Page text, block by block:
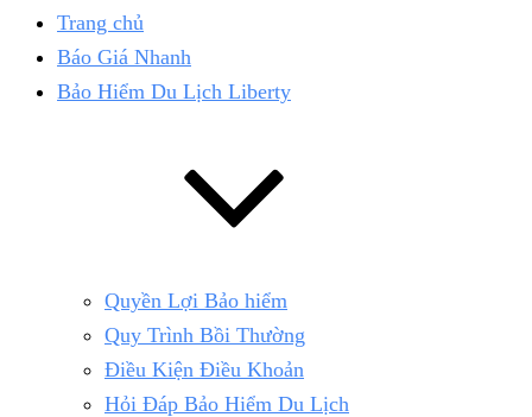
Trang chủ
Báo Giá Nhanh
Bảo Hiểm Du Lịch Liberty
Quyền Lợi Bảo hiểm
Quy Trình Bồi Thường
Điều Kiện Điều Khoản
Hỏi Đáp Bảo Hiểm Du Lịch